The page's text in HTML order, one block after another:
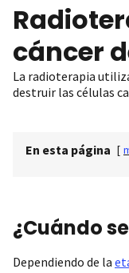
cáncer
La radioterapia
destruir las células
En esta página [
¿Cuándo
Dependiendo de la